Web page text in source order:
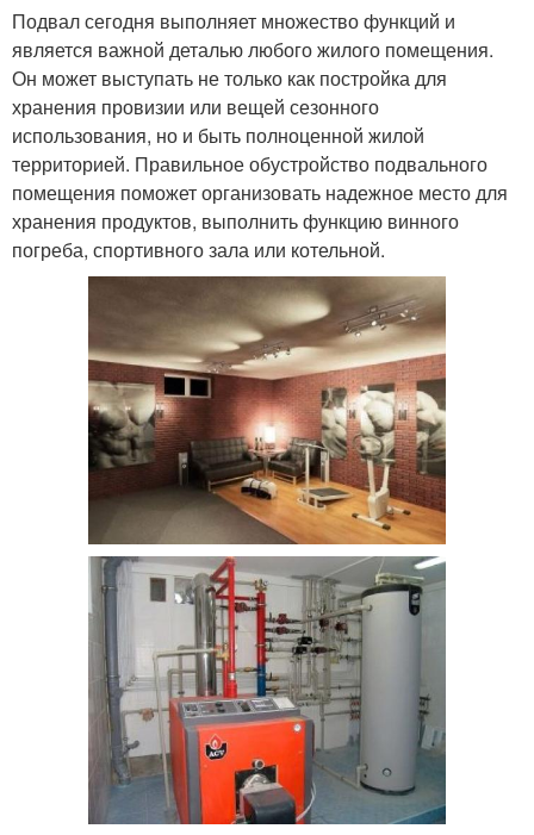
Подвал сегодня выполняет множество функций и
является важной деталью любого жилого помещения.
Он может выступать не только как постройка для
хранения провизии или вещей сезонного
использования, но и быть полноценной жилой
территорией. Правильное обустройство подвального
помещения поможет организовать надежное место для
хранения продуктов, выполнить функцию винного
погреба, спортивного зала или котельной.